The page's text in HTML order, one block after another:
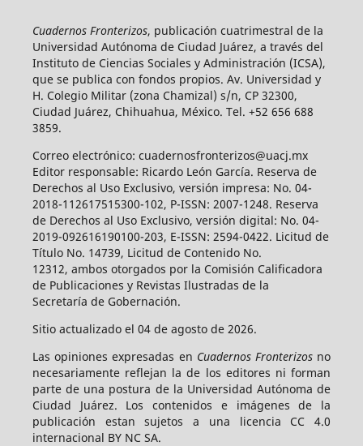
Cuadernos Fronterizos, publicación cuatrimestral de la
Universidad Autónoma de Ciudad Juárez, a través del
Instituto de Ciencias Sociales y Administración (ICSA),
que se publica con fondos propios. Av. Universidad y
H. Colegio Militar (zona Chamizal) s/n, CP 32300,
Ciudad Juárez, Chihuahua, México. Tel. +52 656 688
3859.
Correo electrónico: cuadernosfronterizos@uacj.mx
Editor responsable: Ricardo León García. Reserva de
Derechos al Uso Exclusivo, versión impresa: No. 04-
2018-112617515300-102, P-ISSN: 2007-1248. Reserva
de Derechos al Uso Exclusivo, versión digital: No. 04-
2019-092616190100-203, E-ISSN: 2594-0422. Licitud de
Título No. 14739, Licitud de Contenido No.
12312, ambos otorgados por la Comisión Calificadora
de Publicaciones y Revistas Ilustradas de la
Secretaría de Gobernación.
Sitio actualizado el 04 de agosto de 2026.
Las opiniones expresadas en Cuadernos Fronterizosno
necesariamente reflejan la de los editores ni forman
parte de una postura de la Universidad Autónoma de
Ciudad Juárez. Los contenidos e imágenes de la
publicación estan sujetos a una licencia CC 4.0
internacional BY NC SA.